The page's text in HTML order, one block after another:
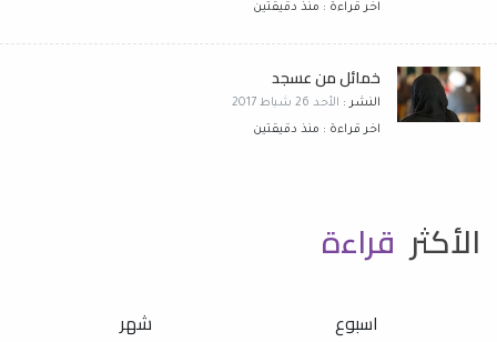
اخر قراءة : منذ دقيقتين
خمائل من عسجد
النشر : الأحد 26 شباط 2017
اخر قراءة : منذ دقيقتين
الأكثر قراءة
اسبوع شهر